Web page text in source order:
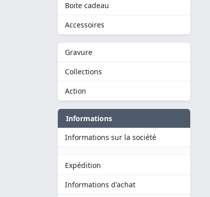
Boite cadeau
Accessoires
Gravure
Collections
Action
Informations
Informations sur la société
Expédition
Informations d'achat